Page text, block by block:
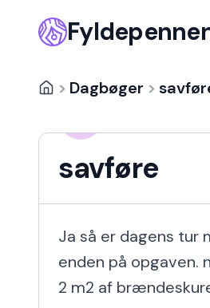
> Dagbøger >
savføre
Ja så er dagens tur
enden på opgaven.
2 m2 af